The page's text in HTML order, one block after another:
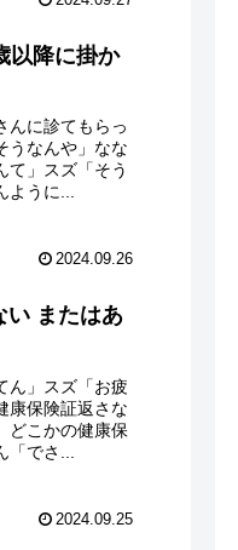
以降に掛か
んに診てもらっ
うなんや」なな
て」スズ「そう
ように...
2024.09.26
い またはあ
ん」スズ「お疲
康保険証返さな
どこかの健康保
でさ...
2024.09.25